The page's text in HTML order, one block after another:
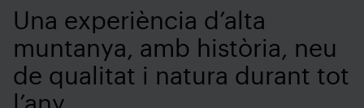
Una experiència d’alta
muntanya, amb història, neu
de qualitat i natura durant tot